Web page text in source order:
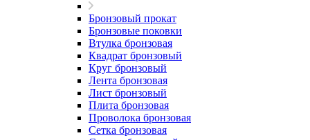
Бронзовый прокат
Бронзовые поковки
Втулка бронзовая
Квадрат бронзовый
Круг бронзовый
Лента бронзовая
Лист бронзовый
Плита бронзовая
Проволока бронзовая
Сетка бронзовая